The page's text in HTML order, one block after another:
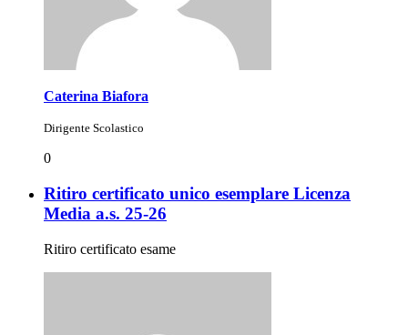
Caterina Biafora
Dirigente Scolastico
0
Ritiro certificato unico esemplare Licenza
Media a.s. 25-26
Ritiro certificato esame